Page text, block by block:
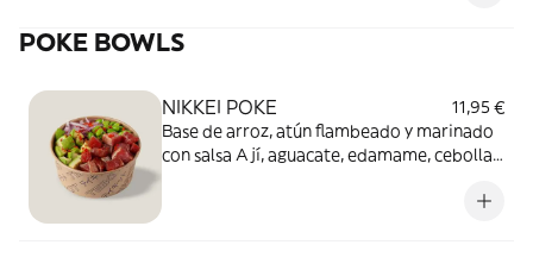
POKE BOWLS
NIKKEI POKE
11,95 €
Base de arroz, atún flambeado y marinado
con salsa Ají, aguacate, edamame, cebolla